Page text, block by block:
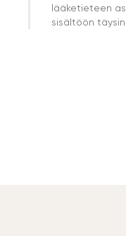
lääketieteen
sisältöön